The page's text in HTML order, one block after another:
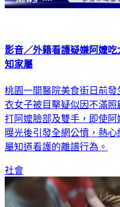
影音／外籍看護疑嫌阿嬤
知家屬
桃園一間醫院美食街日前
衣女子被目擊疑似因不滿
打阿嬤臉部及雙手，即使
曝光後引發全網公憤，熱
屬知道看護的離譜行為。
社會